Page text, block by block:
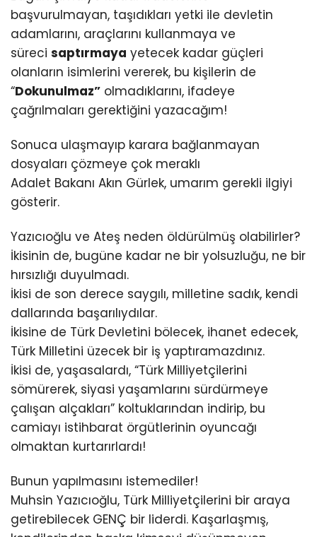
başvurulmayan, taşıdıkları yetki ile devletin
adamlarını, araçlarını kullanmaya ve
süreci saptırmaya yetecek kadar güçleri
olanların isimlerini vererek, bu kişilerin de
“Dokunulmaz” olmadıklarını, ifadeye
çağrılmaları gerektiğini yazacağım!
Sonuca ulaşmayıp karara bağlanmayan
dosyaları çözmeye çok meraklı
Adalet Bakanı Akın Gürlek, umarım gerekli ilgiyi
gösterir.
Yazıcıoğlu ve Ateş neden öldürülmüş olabilirler?
İkisinin de, bugüne kadar ne bir yolsuzluğu, ne bir
hırsızlığı duyulmadı.
İkisi de son derece saygılı, milletine sadık, kendi
dallarında başarılıydılar.
İkisine de Türk Devletini bölecek, ihanet edecek,
Türk Milletini üzecek bir iş yaptıramazdınız.
İkisi de, yaşasalardı, “Türk Milliyetçilerini
sömürerek, siyasi yaşamlarını sürdürmeye
çalışan alçakları” koltuklarından indirip, bu
camiayı istihbarat örgütlerinin oyuncağı
olmaktan kurtarırlardı!
Bunun yapılmasını istemediler!
Muhsin Yazıcıoğlu, Türk Milliyetçilerini bir araya
getirebilecek GENÇ bir liderdi. Kaşarlaşmış,